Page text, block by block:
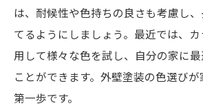
外壁と外構の調和が生む美
資産価値向上に寄与するデ
外壁と外構のメンテナンス
保持
は、耐候性や色持ちの良さも考慮し
てるようにしましょう。最近では、
用して様々な色を試し、自分の家に
ことができます。外壁塗装の色選び
第一歩です。